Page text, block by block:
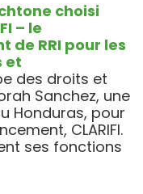
choisi
– le
de RRI pour les
et
des droits et
Sanchez, une
Honduras, pour
CLARIFI.
ses fonctions